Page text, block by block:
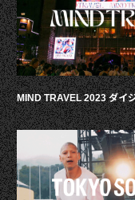
MIND TRAVEL 2023 ダイ